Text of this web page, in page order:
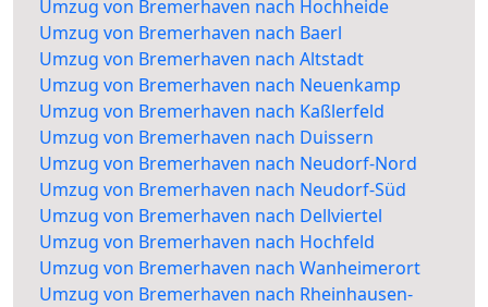
Umzug von Bremerhaven nach Hochheide
Umzug von Bremerhaven nach Baerl
Umzug von Bremerhaven nach Altstadt
Umzug von Bremerhaven nach Neuenkamp
Umzug von Bremerhaven nach Kaßlerfeld
Umzug von Bremerhaven nach Duissern
Umzug von Bremerhaven nach Neudorf-Nord
Umzug von Bremerhaven nach Neudorf-Süd
Umzug von Bremerhaven nach Dellviertel
Umzug von Bremerhaven nach Hochfeld
Umzug von Bremerhaven nach Wanheimerort
Umzug von Bremerhaven nach Rheinhausen-